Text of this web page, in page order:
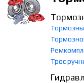
Трос